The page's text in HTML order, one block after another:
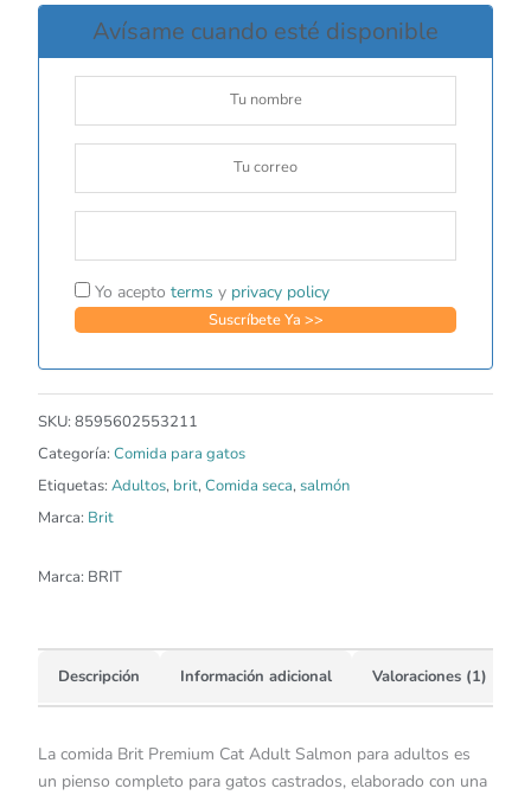
Avísame cuando esté disponible
Yo acepto terms y privacy policy
SKU: 8595602553211
Categoría: Comida para gatos
Etiquetas: Adultos, brit,Comida seca,salmón
Marca: Brit
Marca: BRIT
Descripción Información adicional Valoraciones (1)
La comida Brit Premium Cat Adult Salmon para adultos es
un pienso completo para gatos castrados, elaborado con una